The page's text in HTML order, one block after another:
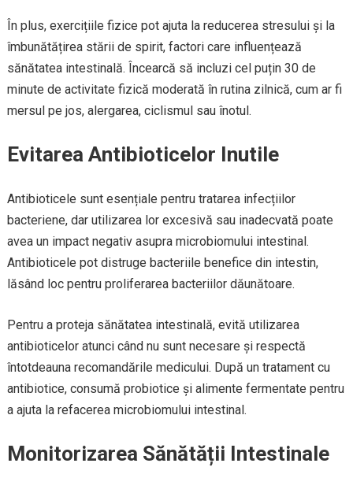
În plus, exercițiile fizice pot ajuta la reducerea stresului și la
îmbunătățirea stării de spirit, factori care influențează
sănătatea intestinală. Încearcă să incluzi cel puțin 30 de
minute de activitate fizică moderată în rutina zilnică, cum ar fi
mersul pe jos, alergarea, ciclismul sau înotul.
Evitarea Antibioticelor Inutile
Antibioticele sunt esențiale pentru tratarea infecțiilor
bacteriene, dar utilizarea lor excesivă sau inadecvată poate
avea un impact negativ asupra microbiomului intestinal.
Antibioticele pot distruge bacteriile benefice din intestin,
lăsând loc pentru proliferarea bacteriilor dăunătoare.
Pentru a proteja sănătatea intestinală, evită utilizarea
antibioticelor atunci când nu sunt necesare și respectă
întotdeauna recomandările medicului. După un tratament cu
antibiotice, consumă probiotice și alimente fermentate pentru
a ajuta la refacerea microbiomului intestinal.
Monitorizarea Sănătății Intestinale